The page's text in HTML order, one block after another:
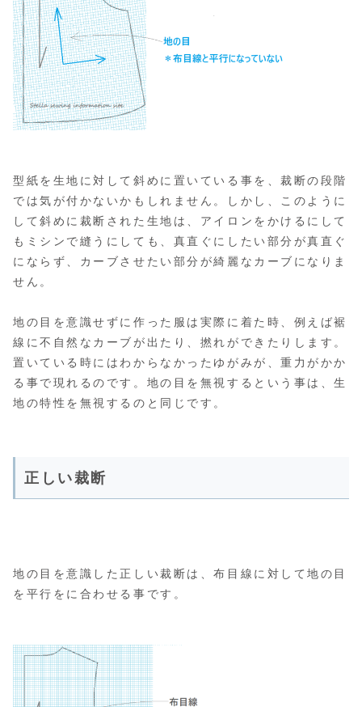
型紙を生地に対して斜めに置いている事を、裁断の段階
では気が付かないかもしれません 。
しかし、このように
して斜めに裁断された生地は、アイロンをかけるにして
もミシンで縫うにしても、真直ぐにしたい部分が真直ぐ
にならず、カーブさせたい部分が綺麗なカーブになりま
せん。
地の目を意識せずに作った服は実際に着た時、例えば裾
線に不自然なカーブが出たり、撚れができたりします。
置いている時にはわからなかったゆがみが、重力がかか
る事で現れるのです。 地の目を無視するという事は、生
地の特性を無視するのと同じです。
正しい裁断
地の目を意識した正しい裁断は、布目線に対して地の目
を平行をに合わせる事です。